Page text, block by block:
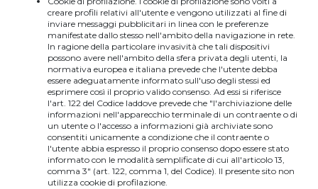
creare profili relativi all'utente e vengono utilizzati al fine di
inviare messaggi pubblicitari in linea con le preferenze
manifestate dallo stesso nell'ambito della navigazione in rete.
In ragione della particolare invasività che tali dispositivi
possono avere nell'ambito della sfera privata degli utenti, la
normativa europea e italiana prevede che l'utente debba
essere adeguatamente informato sull'uso degli stessi ed
esprimere così il proprio valido consenso. Ad essi si riferisce
l'art. 122 del Codice laddove prevede che "l'archiviazione delle
informazioni nell'apparecchio terminale di un contraente o di
un utente o l'accesso a informazioni già archiviate sono
consentiti unicamente a condizione che il contraente o
l'utente abbia espresso il proprio consenso dopo essere stato
informato con le modalità semplificate di cui all'articolo 13,
comma 3" (art. 122, comma 1, del Codice). Il presente sito non
utilizza cookie di profilazione.